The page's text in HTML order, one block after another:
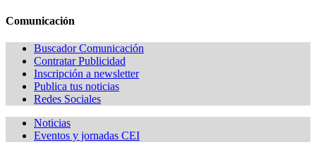
Comunicación
Buscador Comunicación
Contratar Publicidad
Inscripción a newsletter
Publica tus noticias
Redes Sociales
Noticias
Eventos y jornadas CEI